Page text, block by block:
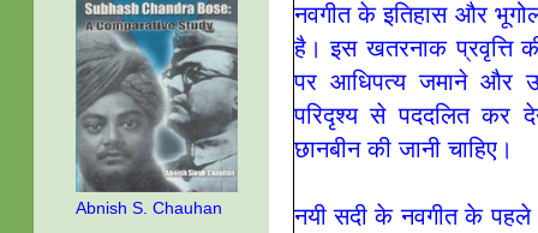
नवगीत के इतिहास और
है। इस खतरनाक प्रवृत्ति
पर आधिपत्य जमाने और
परिदृश्य से पददलित कर
छानबीन की जानी चाहिए।
नयी सदी के नवगीत के पहले
Abnish S. Chauhan